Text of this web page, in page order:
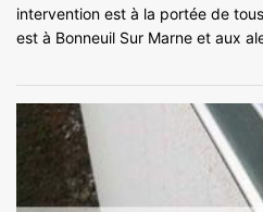
intervention est à la portée de
est à Bonneuil Sur Marne et aux